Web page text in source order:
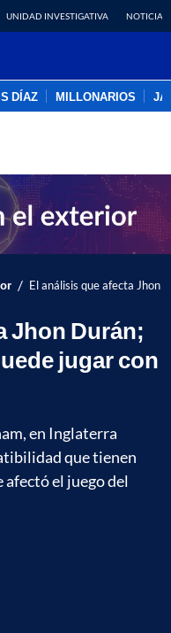
UNIDAD INVESTIGATIVA NOTICIAS
DÍAZ MILLONARIOS
/ El análisis que afecta Jhon
Jhon Durán;
jugar con
en Inglaterra
que tienen
el juego del